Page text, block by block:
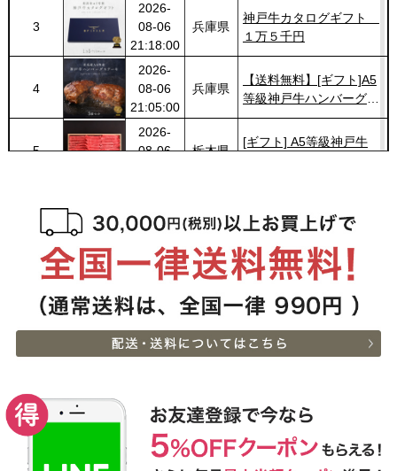
3
2026-
08-06
21:18:00
兵庫県
神戸牛カタログギフト
１万５千円
4
2026-
08-06
21:05:00
兵庫県
【送料無料】[ギフト]A5
等級神戸牛ハンバーグス
テーキ 150ｇ×5個
5
2026-
08-06
栃木県
[ギフト] A5等級神戸牛
08-06
15:51:00
千葉県
ランプステーキ 200ｇ
2026-
08-06
15:51:00
千葉県
[ギフト] A5等級神戸牛
イチボステーキ 150ｇ(1
枚)
2026-
08-06
13:58:00
大阪府
[ギフト]A5等級 神戸牛
プレミアムセット（プレ
9
13:58:00
切なお名前のお披露目に
（商品と一緒にご購入下
さい）
2026-
08-06
大阪府 贈り物に最適な高級桐箱